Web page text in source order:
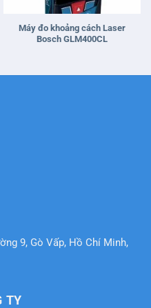
Máy đo khoảng cách Laser
Bosch GLM400CL
9, Gò Vấp, Hồ Chí Minh,
TY